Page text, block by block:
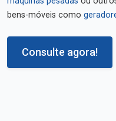
bens-móveis como
Consulte agora!